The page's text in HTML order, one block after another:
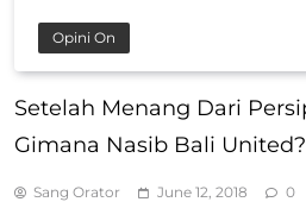
Opini On
Setelah Menang Dari
Gimana Nasib Bali United?
Sang Orator June 12, 2018 0